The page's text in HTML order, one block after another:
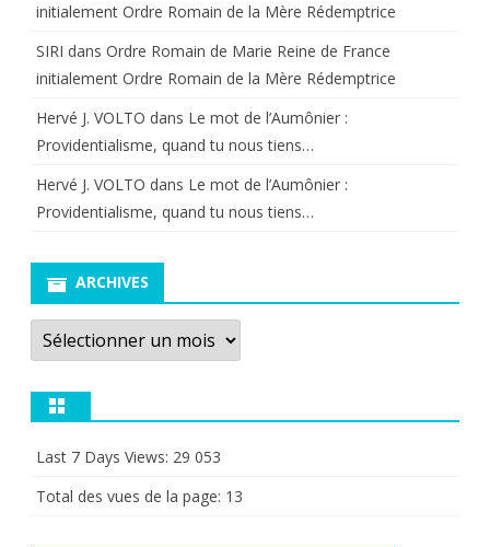
initialement Ordre Romain de la Mère Rédemptrice
SIRI dans Ordre Romain de Marie Reine de France
initialement Ordre Romain de la Mère Rédemptrice
Hervé J. VOLTO dans Le mot de l’Aumônier :
Providentialisme, quand tu nous tiens…
Hervé J. VOLTO dans Le mot de l’Aumônier :
Providentialisme, quand tu nous tiens…
ARCHIVES
Archives
Last 7 Days Views: 29 053
Total des vues de la page: 13